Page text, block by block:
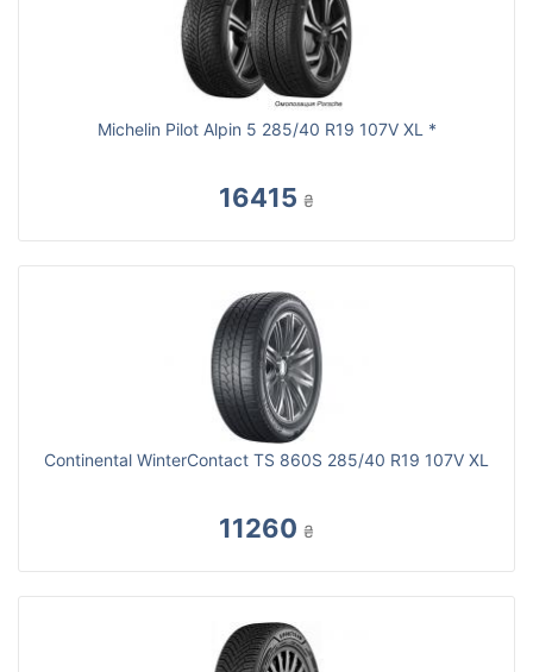
Michelin Pilot Alpin 5 285/40 R19 107V XL *
16415 ₴
Continental WinterContact TS 860S 285/40 R19 107V XL
11260 ₴